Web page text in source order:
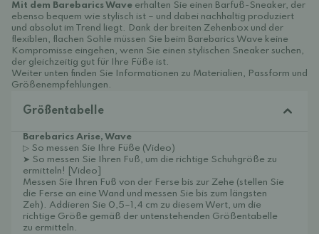
Mit dem Barebarics Wave erhalten Sie einen Barfuß-Sneaker, der
ebenso bequem wie stylisch ist – und dabei nachhaltig produziert
und absolut im Trend liegt. Dank der breiten Zehenbox und der
flexiblen, flachen Sohle müssen Sie beim Barebarics Wave keine
Kompromisse eingehen, wenn Sie einen stylischen Sneaker suchen,
der gleichzeitig gut für Ihre Füße ist.
Weiter unten finden Sie Informationen zu Materialien, Passform und
Größenempfehlungen.
Größentabelle
Barebarics Arise, Wave
▷ So messen Sie Ihre Füße (Video)
➤ So messen Sie Ihren Fuß, um die richtige Schuhgröße zu
ermitteln! [Video]
Messen Sie Ihren Fuß von der Ferse bis zur Zehe (stellen Sie
die Ferse an eine Wand und messen Sie bis zum längsten
Zeh). Addieren Sie 0,5–1,4 cm zu diesem Wert, um die
richtige Größe gemäß der untenstehenden Größentabelle
zu ermitteln.